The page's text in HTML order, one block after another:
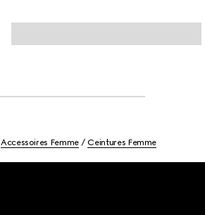
Accessoires Femme Ceintures Femme